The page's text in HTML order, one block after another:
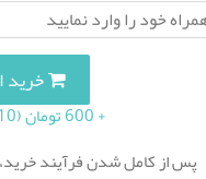
خرید این
+ 600 تومان (10 درصد مالیات بر ارزش افزوده)
پس از کامل شدن فرآیند